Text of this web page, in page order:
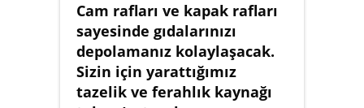
Cam rafları ve kapak rafları
sayesinde gıdalarınızı
depolamanız kolaylaşacak.
Sizin için yarattığımız
tazelik ve ferahlık kaynağı